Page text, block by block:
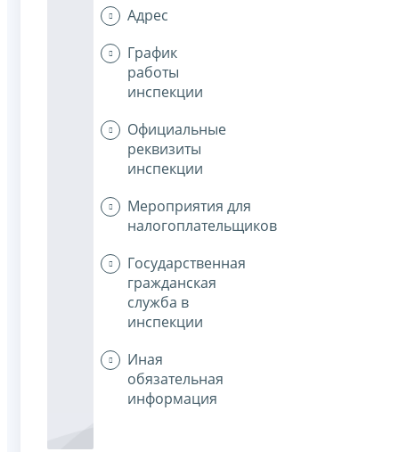
Адрес
График
работы
инспекции
Официальные
реквизиты
инспекции
Мероприятия для
налогоплательщиков
Государственная
гражданская
служба в
инспекции
Иная
обязательная
информация